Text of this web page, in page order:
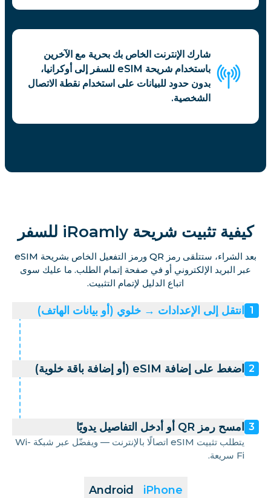
شارك الإنترنت الخاص بك بحرية مع الآخرين
باستخدام شريحة eSIM للسفر إلى أوكرانيا،
بدون حدود للبيانات على استخدام نقطة الاتصال
الشخصية.
كيفية تثبيت شريحة iRoamly للسفر
بعد الشراء، ستتلقى رمز QR ورمز التفعيل الخاص بشريحة eSIM
عبر البريد الإلكتروني أو في صفحة إتمام الطلب. ما عليك سوى
اتباع الدليل لإتمام التثبيت.
iPhone
Android
1 انتقل إلى الإعدادات → خلوي (أو بيانات الهاتف)
2 اضغط على إضافة eSIM (أو إضافة باقة خلوية)
3 امسح رمز QR أو أدخل التفاصيل يدويًا
يتطلب تثبيت eSIM اتصالًا بالإنترنت — ويفضّل عبر شبكة Wi-
Fi سريعة.